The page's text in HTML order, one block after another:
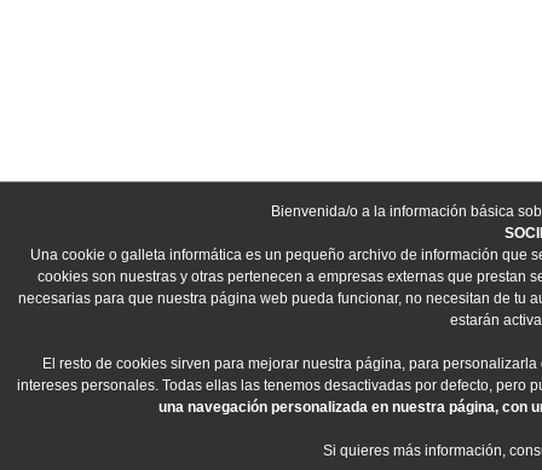
Bienvenida/o a la información básica
Una cookie o galleta informática es un pequeño archivo de información que
cookies son nuestras y otras pertenecen a empresas externas que prestan
necesarias para que nuestra página web pueda funcionar, no necesitan de tu
estarán
El resto de cookies sirven para mejorar nuestra página, para
intereses personales. Todas ellas las tenemos desactivadas por defecto, pero
una navegación personalizada en nuestra página, con
Si quieres más información,